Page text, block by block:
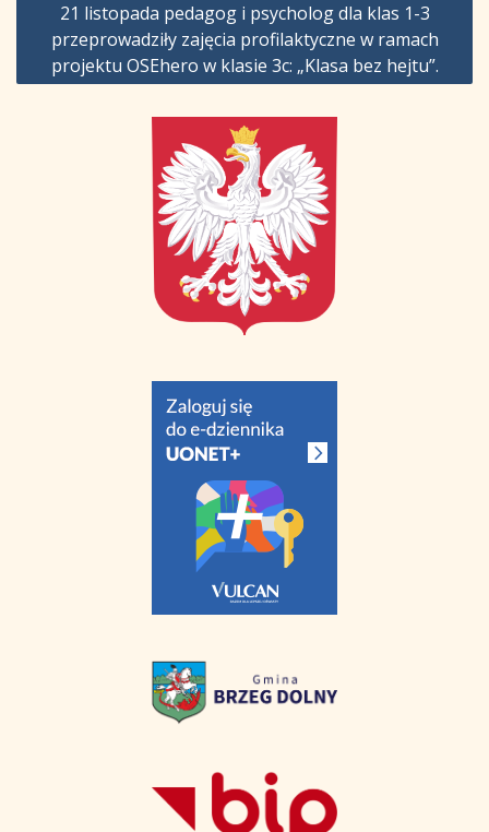
21 listopada pedagog i psycholog dla klas 1-3
przeprowadziły zajęcia profilaktyczne w ramach
projektu OSEhero w klasie 3c: „Klasa bez hejtu”.